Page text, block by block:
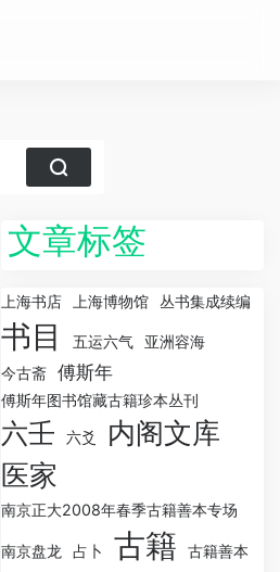
文章标签
上海书店 上海博物馆 丛书集成续编
书目 五运六气
亚洲容海
今古斋 傅斯年
傅斯年图书馆藏古籍珍本丛刊
六壬 六爻
内阁文库
医家
南京正大2008年春季古籍善本专场
南京盘龙 占卜 古籍
古籍善本